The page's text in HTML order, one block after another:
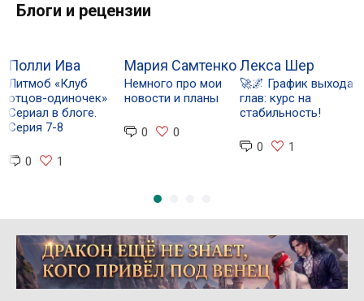
Блоги и рецензии
Полли Ива
Литмоб «Клуб
отцов-одиночек»
Сериал в блоге.
Серия 7-8
0 1
Мария Самтенко
Немного про мои
новости и планы
0 0
Лекса Шер
🚀🌌 График выхода
глав: курс на
стабильность!
0 1
Реклама 16+ АО «ЛитГород»